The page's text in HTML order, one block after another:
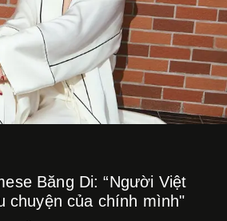
Băng Di: “Người Việt
chuyện của chính mình"